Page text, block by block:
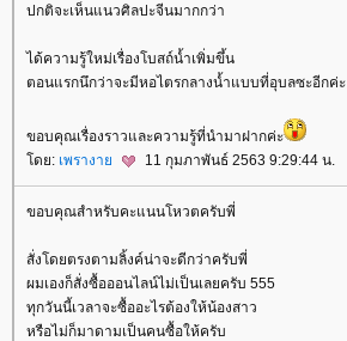
ปกติจะเห็นแนวศิลปะจีนมากกว่า
ได้ความรู้ใหม่เรื่องโบสถ์น้ำเพิ่มขึ้น
ตอนแรกนึกว่าจะมีหอไตรกลางน้ำแบบที่อุบลซะอีกค่ะ
ขอบคุณเรื่องราวและความรู้ที่นำมาฝากค่ะ
ดย: เพรางา 11 กุมภาพันธ์ 2563 9:29:44 น.
ขอบคุณสำหรับคะแนนโหวตครับพี่
สั่งโดยตรงตามลิ้งค์น่าจะดีกว่าครับพี่
ผมเองก็สั่งซื้อออนไลน์ไม่เป็นเลยครับ 555
ทุกวันนี้เวลาจะซื้ออะไรต้องให้น้องสาว
หรือไม่ก็มาดามเป็นคนซื้อให้ครับ